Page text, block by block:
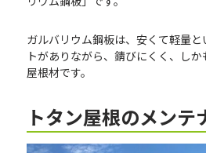
ガルバリウム鋼板は、安くて軽量
トがありながら、錆びにくく、し
屋根材です。
トタン屋根のメンテ